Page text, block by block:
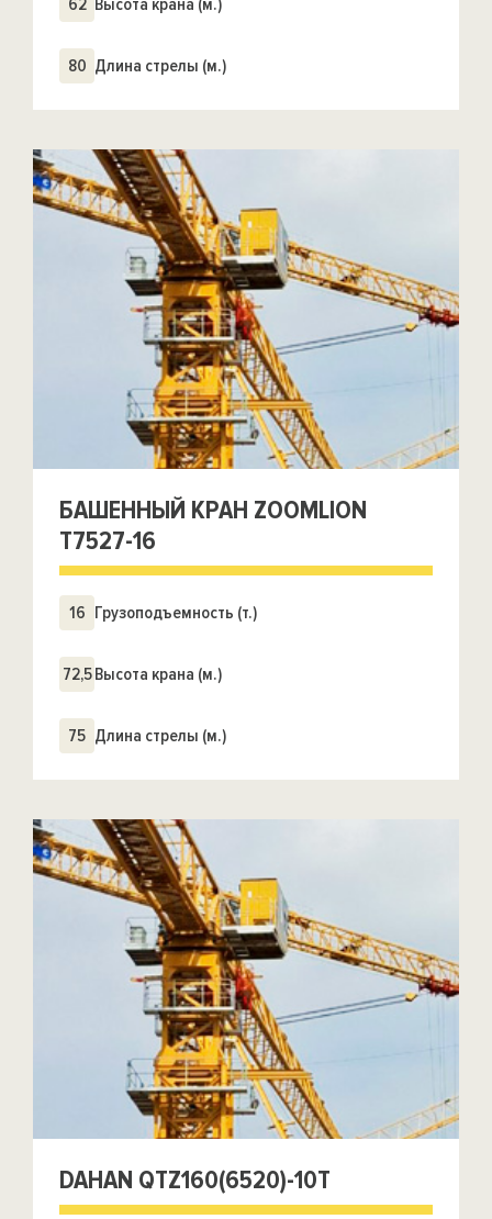
62 Высота крана (м.)
80 Длина стрелы (м.)
БАШЕННЫЙ КРАН ZOOMLION
Т7527-16
16 Грузоподъемность (т.)
72,5Высота крана (м.)
75 Длина стрелы (м.)
DAHAN QTZ160(6520)-10T